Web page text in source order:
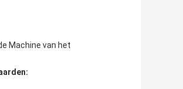
Machine van het